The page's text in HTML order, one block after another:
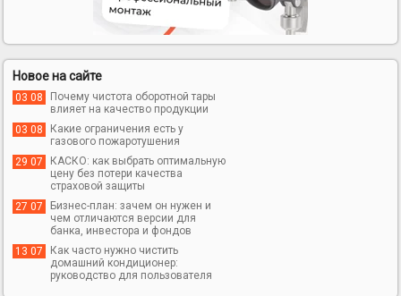
Новое на сайте
03 08
Почему чистота оборотной тары
влияет на качество продукции
03 08
Какие ограничения есть у
газового пожаротушения
29 07
КАСКО: как выбрать оптимальную
цену без потери качества
страховой защиты
27 07
Бизнес-план: зачем он нужен и
чем отличаются версии для
банка, инвестора и фондов
13 07
Как часто нужно чистить
домашний кондиционер:
руководство для пользователя